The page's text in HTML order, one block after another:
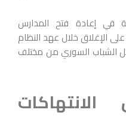
في إعادة فتح المدارس
الإغلاق خلال عهد النظام
الشباب السوري من مختلف